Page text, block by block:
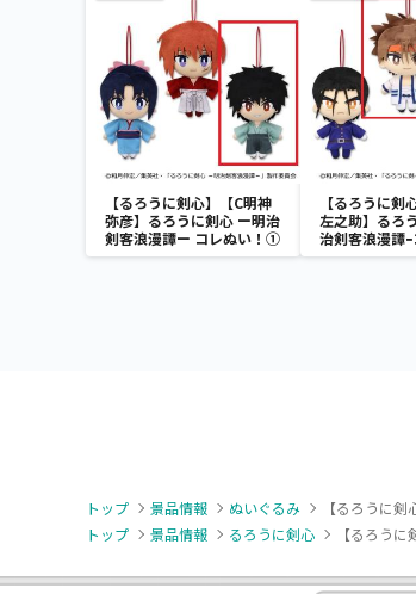
【るろうに剣心】【C明神
弥彦】るろうに剣心 ー明治
剣客浪漫譚ー コレぬい！①
【るろうに剣
左之助】るろ
治剣客浪漫譚
②
トップ 景品情報 ぬいぐるみ
【るろうに
トップ
景品情報 るろうに剣心 【るろう